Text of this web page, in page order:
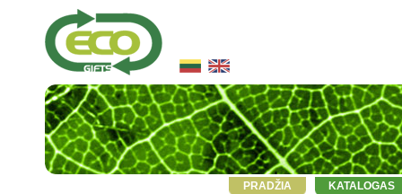
PRADŽIA KATALOGAS